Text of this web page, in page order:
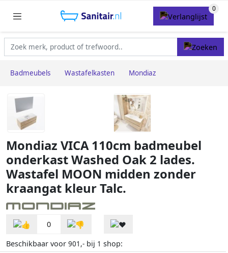
Badmeubels Wastafelkasten Mondiaz
Mondiaz VICA 110cm badmeubel
onderkast Washed Oak 2 lades.
Wastafel MOON midden zonder
kraangat kleur Talc.
0
Beschikbaar voor 901,- bij 1 shop: